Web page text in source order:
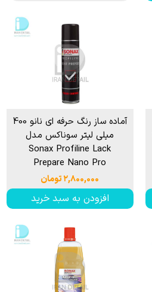
آماده ساز رنگ حرفه ای نانو 400
میلی لیتر سوناکس مدل
Sonax Profiline Lack
Prepare Nano Pro
۲,۸۰۰,۰۰۰ تومان
افزودن به سبد خرید